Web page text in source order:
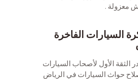
معزولة .
السيارات الفاخرة
الثقة الأول لأصحاب السيارات
حواث السيارات في الرياض